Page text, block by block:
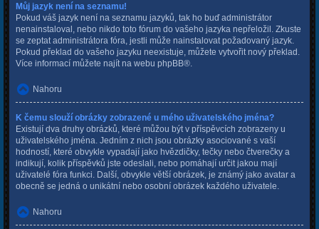
Můj jazyk není na seznamu!
Pokud váš jazyk není na seznamu jazyků, tak ho buď administrátor
nenainstaloval, nebo nikdo toto fórum do vašeho jazyka nepřeložil. Zkuste
se zeptat administrátora fóra, jestli může nainstalovat požadovaný jazyk.
Pokud překlad do vašeho jazyku neexistuje, můžete vytvořit nový překlad.
Více informací můžete najít na webu phpBB®.
Nahoru
K čemu slouží obrázky zobrazené u mého uživatelského jména?
Existují dva druhy obrázků, které můžou být v příspěvcích zobrazeny u
uživatelského jména. Jedním z nich jsou obrázky asociované s vaší
hodností, které obvykle vypadají jako hvězdičky, tečky nebo čtverečky a
indikují, kolik příspěvků jste odeslali, nebo pomáhají určit jakou mají
uživatelé fóra funkci. Další, obvykle větší obrázek, je známý jako avatar a
obecně se jedná o unikátní nebo osobní obrázek každého uživatele.
Nahoru